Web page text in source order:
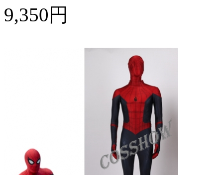
9,350円